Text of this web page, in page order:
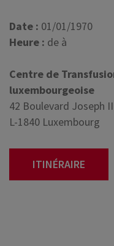
Date : 01/01/1970
Heure : de à
Centre de
luxembourgeoise
42 Boulevard Joseph II
L-1840 Luxembourg
ITINÉRAIRE